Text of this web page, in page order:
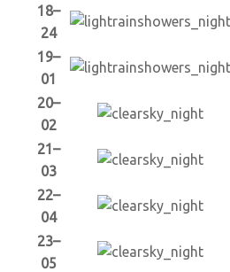
18–
24
19–
01
20–
02
21–
03
22–
04
23–
05